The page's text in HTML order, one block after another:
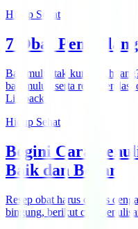
Hidup Sehat
7 Obat
Bau mulut tak kunjung
bau mulut, serta
Lifepack.
Hidup Sehat
Begini Cara
Baik dan Benar
Resep obat harus ditulis
bingung, berikut cara